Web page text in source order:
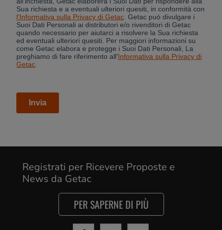
Registrati per Ricevere Proposte e
News da Getac
PER SAPERNE DI PIÙ